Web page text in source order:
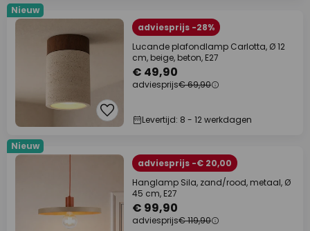
Nieuw
adviesprijs -28%
Lucande plafondlamp Carlotta, Ø 12
cm, beige, beton, E27
€ 49,90
adviesprijs€ 69,90
Levertijd: 8 - 12 werkdagen
Nieuw
adviesprijs -€ 20,00
Hanglamp Sila, zand/rood, metaal, Ø
45 cm, E27
€ 99,90
adviesprijs€ 119,90